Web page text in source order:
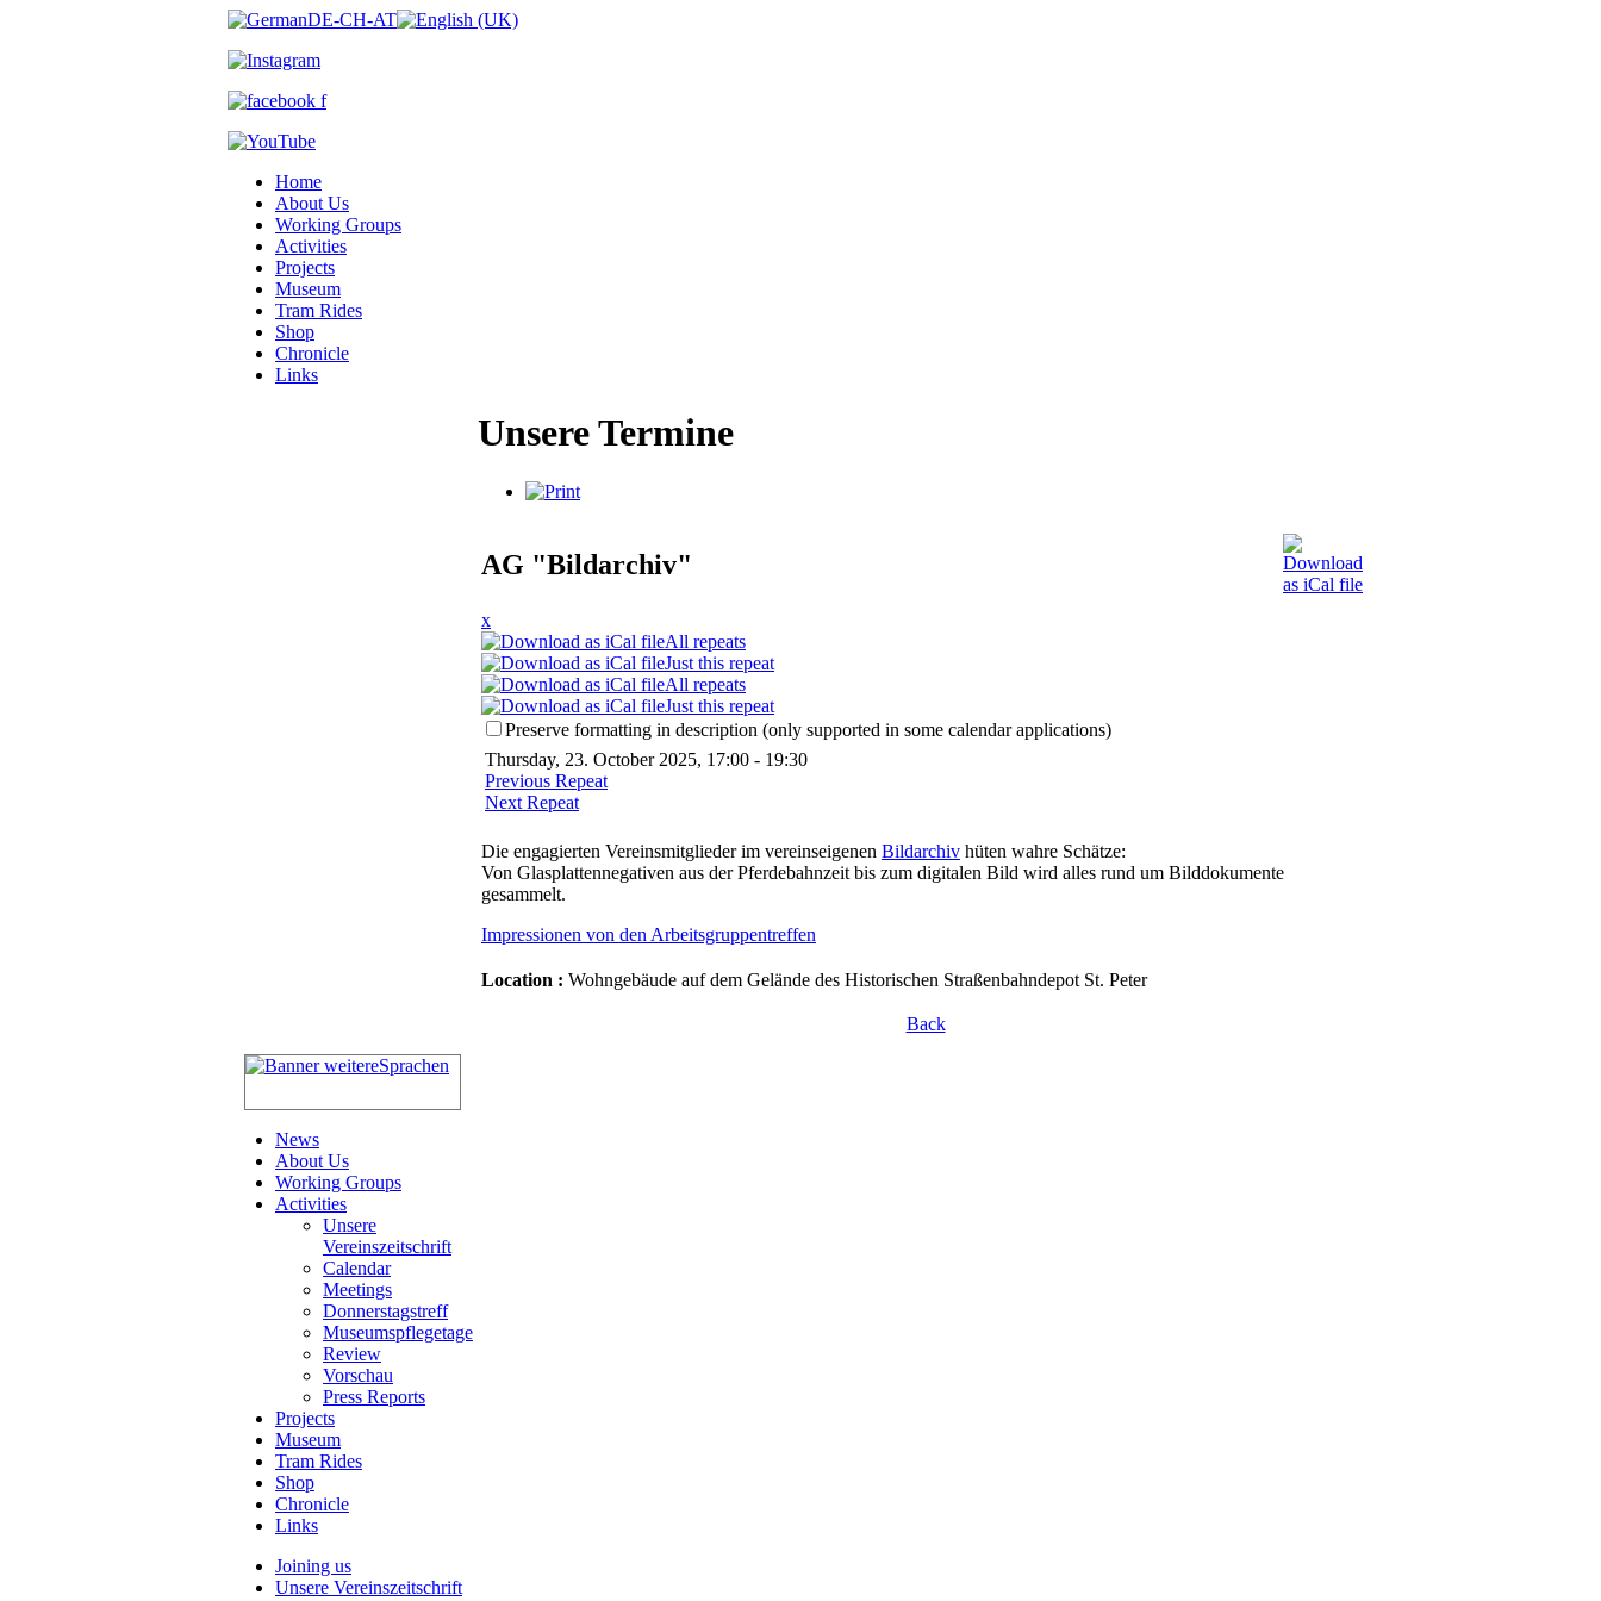
Home
About Us
Working Groups
Activities
Projects
Museum
Tram Rides
Shop
Chronicle
Links
Unsere Termine
AG "Bildarchiv"
x
All repeats
Just this repeat
All repeats
Just this repeat
Preserve formatting in description (only supported in some calendar applications)
Thursday, 23. October 2025, 17:00 - 19:30
Previous Repeat
Next Repeat
Die engagierten Vereinsmitglieder im vereinseigenen Bildarchiv hüten wahre Schätze:
Von Glasplattennegativen aus der Pferdebahnzeit bis zum digitalen Bild wird alles rund um Bilddokumente
gesammelt.
Impressionen von den Arbeitsgruppentreffen
Location : Wohngebäude auf dem Gelände des Historischen Straßenbahndepot St. Peter
Back
News
About Us
Working Groups
Activities
Unsere
Vereinszeitschrift
Calendar
Meetings
Donnerstagstreff
Museumspflegetage
Review
Vorschau
Press Reports
Projects
Museum
Tram Rides
Shop
Chronicle
Links
Joining us
Unsere Vereinszeitschrift